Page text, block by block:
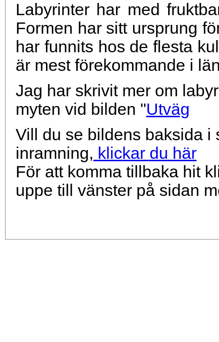
Labyrinter har med
Formen har sitt ursprung
har funnits hos de flesta
är mest förekommande i
Jag har skrivit mer om
myten vid bilden "Utväg
Vill du se bildens baksida i
inramning, klickar du här
För att komma tillbaka hit
uppe till vänster på sidan